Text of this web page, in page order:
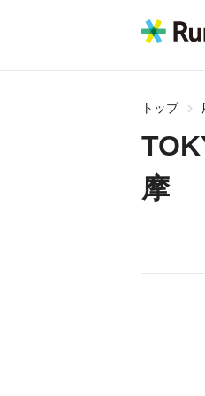
トップ
摩